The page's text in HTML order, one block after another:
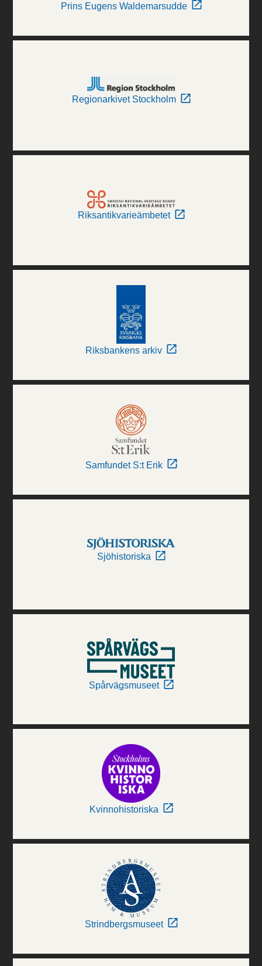
Prins Eugens Waldemarsudde
Regionarkivet Stockholm
Riksantikvarieämbetet
Riksbankens arkiv
Samfundet S:t Erik
Sjöhistoriska
Spårvägsmuseet
Kvinnohistoriska
Strindbergsmuseet